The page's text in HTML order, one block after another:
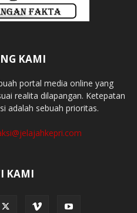
KAMI
portal media online yang
realita dilapangan. Ketepatan
adalah sebuah prioritas.
KAMI